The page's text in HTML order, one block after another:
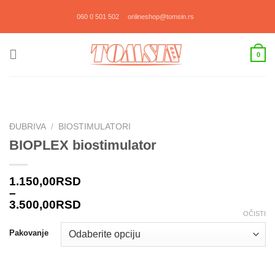
060 0 501 502 onlineshop@tomsin.rs
0
ĐUBRIVA / BIOSTIMULATORI
BIOPLEX biostimulator
1.150,00RSD
–
3.500,00RSD
Pakovanje
OČISTI